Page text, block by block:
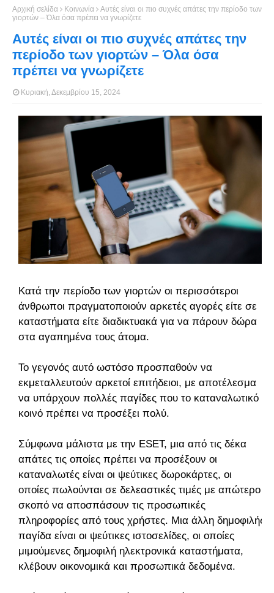
Αρχική σελίδα Κοινωνία
Αυτές είναι οι πιο συχνές απάτες την περίοδο των
γιορτών – Όλα όσα πρέπει να γνωρίζετε
Αυτές είναι οι πιο συχνές απάτες την
περίοδο των γιορτών – Όλα όσα
πρέπει να γνωρίζετε
Κυριακή, Δεκεμβρίου 15, 2024
Κατά την περίοδο των γιορτών οι περισσότεροι
άνθρωποι πραγματοποιούν αρκετές αγορές είτε σε
καταστήματα είτε διαδικτυακά για να πάρουν δώρα
στα αγαπημένα τους άτομα.
Το γεγονός αυτό ωστόσο προσπαθούν να
εκμεταλλευτούν αρκετοί επιτήδειοι, με αποτέλεσμα
να υπάρχουν πολλές παγίδες που το καταναλωτικό
κοινό πρέπει να προσέξει πολύ.
Σύμφωνα μάλιστα με την ESET, μια από τις δέκα
απάτες τις οποίες πρέπει να προσέξουν οι
καταναλωτές είναι οι ψεύτικες δωροκάρτες, οι
οποίες πωλούνται σε δελεαστικές τιμές με απώτερο
σκοπό να αποσπάσουν τις προσωπικές
πληροφορίες από τους χρήστες. Μια άλλη δημοφιλής
παγίδα είναι οι ψεύτικες ιστοσελίδες, οι οποίες
μιμούμενες δημοφιλή ηλεκτρονικά καταστήματα,
κλέβουν οικονομικά και προσωπικά δεδομένα.